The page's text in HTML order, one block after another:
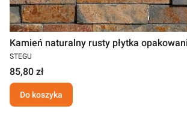
Kamień naturalny rusty płytka
STEGU
85,80 zł
Do koszyka